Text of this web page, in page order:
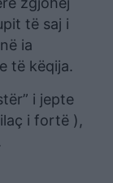
të saj i
ia
të këqija.
i jepte
i fortë ),